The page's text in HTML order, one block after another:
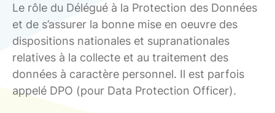
Le rôle du Délégué à la Protection des Données
et de s’assurer la bonne mise en oeuvre des
dispositions nationales et supranationales
relatives à la collecte et au traitement des
données à caractère personnel. Il est parfois
appelé DPO (pour Data Protection Officer).